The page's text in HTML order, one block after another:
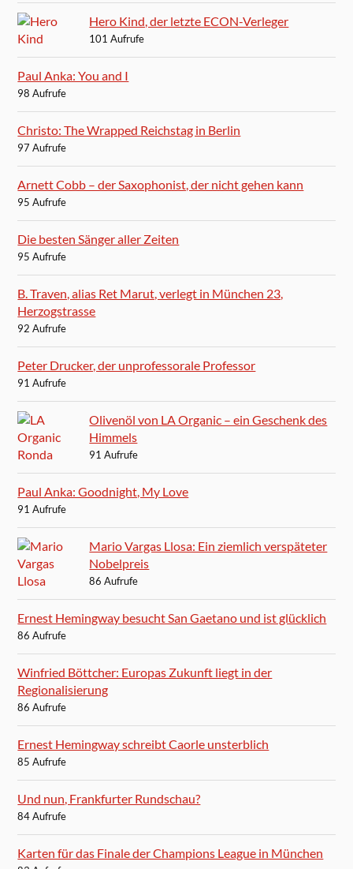
Hero Kind, der letzte ECON-Verleger
101 Aufrufe
Paul Anka: You and I
98 Aufrufe
Christo: The Wrapped Reichstag in Berlin
97 Aufrufe
Arnett Cobb – der Saxophonist, der nicht gehen kann
95 Aufrufe
Die besten Sänger aller Zeiten
95 Aufrufe
B. Traven, alias Ret Marut, verlegt in München 23,
Herzogstrasse
92 Aufrufe
Peter Drucker, der unprofessorale Professor
91 Aufrufe
Olivenöl von LA Organic – ein Geschenk des
Himmels
91 Aufrufe
Paul Anka: Goodnight, My Love
91 Aufrufe
Mario Vargas Llosa: Ein ziemlich verspäteter
Nobelpreis
86 Aufrufe
Ernest Hemingway besucht San Gaetano und ist glücklich
86 Aufrufe
Winfried Böttcher: Europas Zukunft liegt in der
Regionalisierung
86 Aufrufe
Ernest Hemingway schreibt Caorle unsterblich
85 Aufrufe
Und nun, Frankfurter Rundschau?
84 Aufrufe
Karten für das Finale der Champions League in München